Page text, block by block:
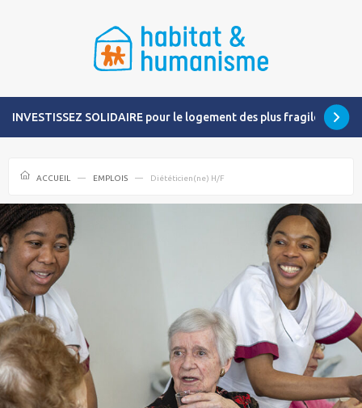
INVESTISSEZ SOLIDAIRE pour le logement des plus fragiles
ACCUEIL EMPLOIS Diététicien(ne) H/F